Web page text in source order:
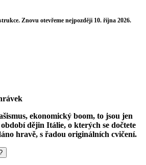
Znovu otevřeme nejpozději 10. října 2026.
ekonomický boom, to jsou jen
dějin Itálie, o kterých se dočtete
hravě, s řadou originálních cvičení.